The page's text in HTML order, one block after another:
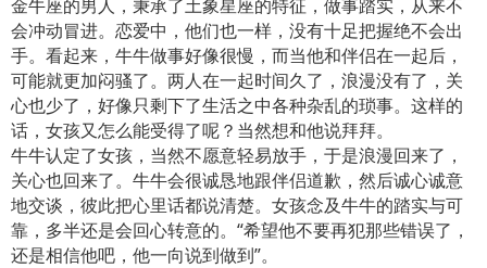
金牛座的男人，秉承了土象星座的特征，做事踏实，从来不
会冲动冒进。恋爱中，他们也一样，没有十足把握绝不会出
手。看起来，牛牛做事好像很慢，而当他和伴侣在一起后，
可能就更加闷骚了。两人在一起时间久了，浪漫没有了，关
心也少了，好像只剩下了生活之中各种杂乱的琐事。这样的
话，女孩又怎么能受得了呢？当然想和他说拜拜。
牛牛认定了女孩，当然不愿意轻易放手，于是浪漫回来了，
关心也回来了。牛牛会很诚恳地跟伴侣道歉，然后诚心诚意
地交谈，彼此把心里话都说清楚。女孩念及牛牛的踏实与可
靠，多半还是会回心转意的。“希望他不要再犯那些错误了，
还是相信他吧，他一向说到做到”。